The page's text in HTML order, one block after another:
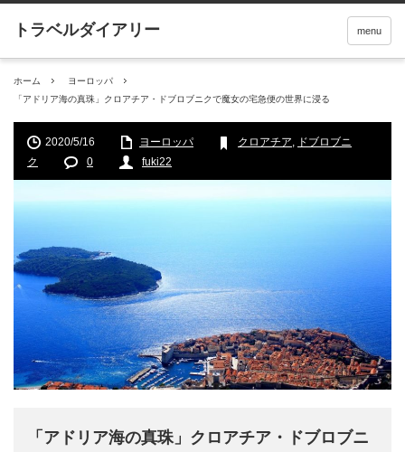
menu
ホーム
ヨーロッパ
「アドリア海の真珠」クロアチア・ドブロブニクで魔女の宅急便の世界に浸る
2020/5/16 ヨーロッパ クロアチア, ドブロブニ
ク
0 fuki22
「アドリア海の真珠」クロアチア・ドブロブニ